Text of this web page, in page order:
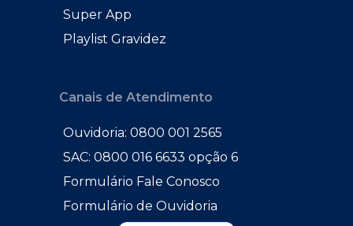
Super App
Playlist Gravidez
Canais de Atendimento
Ouvidoria: 0800 001 2565
SAC: 0800 016 6633 opção 6
Formulário Fale Conosco
Formulário de Ouvidoria